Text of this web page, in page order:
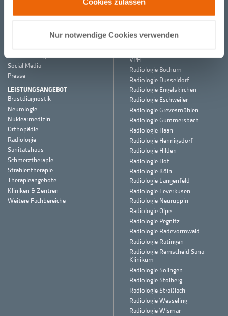
Nur notwendige Cookies verwenden
Wir sind Med 360°
Termine & Kontakt
Social Media
Presse
LEISTUNGSANGEBOT
Brustdiagnostik
Neurologie
Nuklearmedizin
Orthopädie
Radiologie
Sanitätshaus
Schmerztherapie
Strahlentherapie
Therapieangebote
Kliniken & Zentren
Weitere Fachbereiche
STANDORTE RADIOLOGIE 360°
Radiologie 360° in der Praxis am
Radiologie Bergisch Gladbach
VPH
Radiologie Bochum
Radiologie Düsseldorf
Radiologie Engelskirchen
Radiologie Eschweiler
Radiologie Grevesmühlen
Radiologie Gummersbach
Radiologie Haan
Radiologie Hennigsdorf
Radiologie Hilden
Radiologie Hof
Radiologie Köln
Radiologie Langenfeld
Radiologie Leverkusen
Radiologie Neuruppin
Radiologie Olpe
Radiologie Pegnitz
Radiologie Radevormwald
Radiologie Ratingen
Radiologie Remscheid Sana-
Klinikum
Radiologie Solingen
Radiologie Stolberg
Radiologie Straßlach
Radiologie Wesseling
Radiologie Wismar